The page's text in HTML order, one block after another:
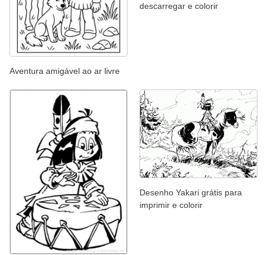
Aventura amigável ao ar livre
descarregar e colorir
Desenho Yakari grátis para
imprimir e colorir